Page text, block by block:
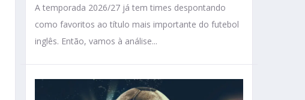
A temporada 2026/27 já tem times despontando
como favoritos ao título mais importante do futebol
inglês. Então, vamos à análise...